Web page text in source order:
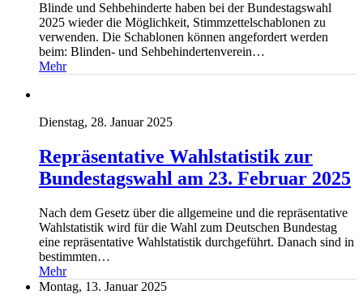
Blinde und Sehbehinderte haben bei der Bundestagswahl
2025 wieder die Möglichkeit, Stimmzettelschablonen zu
verwenden. Die Schablonen können angefordert werden
beim: Blinden- und Sehbehindertenverein…
Mehr
Dienstag, 28. Januar 2025
Repräsentative Wahlstatistik zur
Bundestagswahl am 23. Februar 2025
Nach dem Gesetz über die allgemeine und die repräsentative
Wahlstatistik wird für die Wahl zum Deutschen Bundestag
eine repräsentative Wahlstatistik durchgeführt. Danach sind in
bestimmten…
Mehr
Montag, 13. Januar 2025